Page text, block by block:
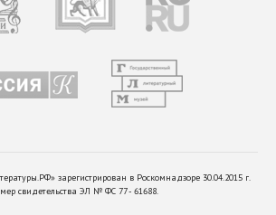
зарегистрирован в Роскомнадзоре 30.04.2015 г.
свидетельства ЭЛ № ФС 77 - 61688.